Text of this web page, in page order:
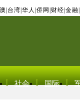
台湾 华人 侨网 财经 金融
社会 国际